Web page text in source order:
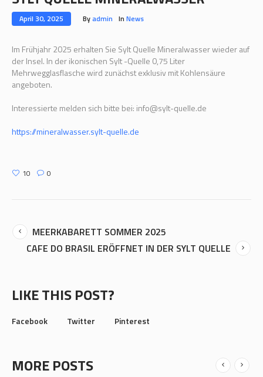
April 30, 2025 Byadmin In News
Im Frühjahr 2025 erhalten Sie Sylt Quelle Mineralwasser wieder auf
der Insel. In der ikonischen Sylt -Quelle 0,75 Liter
Mehrwegglasflasche wird zunächst exklusiv mit Kohlensäure
angeboten.
Interessierte melden sich bitte bei: info@sylt-quelle.de
https://mineralwasser.sylt-quelle.de
10 0
MEERKABARETT SOMMER 2025
CAFE DO BRASIL ERÖFFNET IN DER SYLT QUELLE
LIKE THIS POST?
Facebook Twitter Pinterest
MORE POSTS